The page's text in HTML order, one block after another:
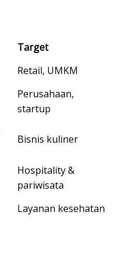
Target
Retail, UMKM
Perusahaan,
startup
Bisnis kuliner
Hospitality &
pariwisata
Layanan kesehatan